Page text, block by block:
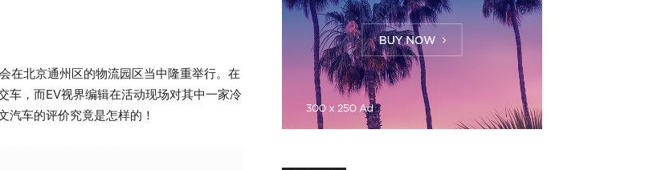
在北京通州区的物流园区当中隆重举行。在
车，而EV视界编辑在活动现场对其中一家冷
汽车的评价究竟是怎样的！